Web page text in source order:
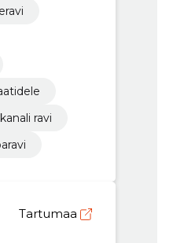
ravi
Tartumaa